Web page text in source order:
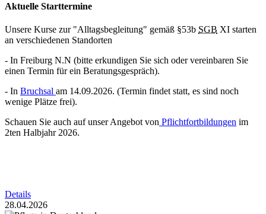
Aktuelle Starttermine
Unsere Kurse zur "Alltagsbegleitung" gemäß §53b SGB XI starten
an verschiedenen Standorten
- In Freiburg N.N (bitte erkundigen Sie sich oder vereinbaren Sie
einen Termin für ein Beratungsgespräch).
- In Bruchsal am 14.09.2026. (Termin findet statt, es sind noch
wenige Plätze frei).
Schauen Sie auch auf unser Angebot von Pflichtfortbildungen im
2ten Halbjahr 2026.
Details
28.04.2026